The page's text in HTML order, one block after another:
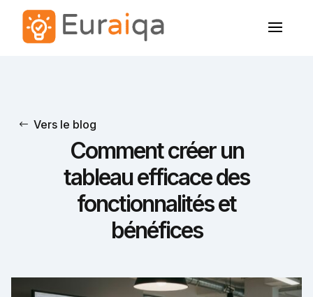
Vers le blog
Comment créer un
tableau efficace des
fonctionnalités et
bénéfices